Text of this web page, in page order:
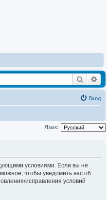
Поиск
Вход
Язык:
условиями. Если вы не
чтобы уведомить вас об
исправления условий